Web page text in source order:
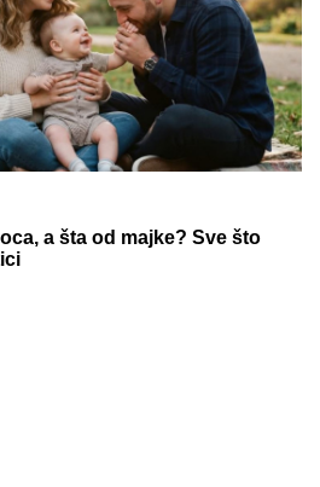
a šta od majke? Sve što